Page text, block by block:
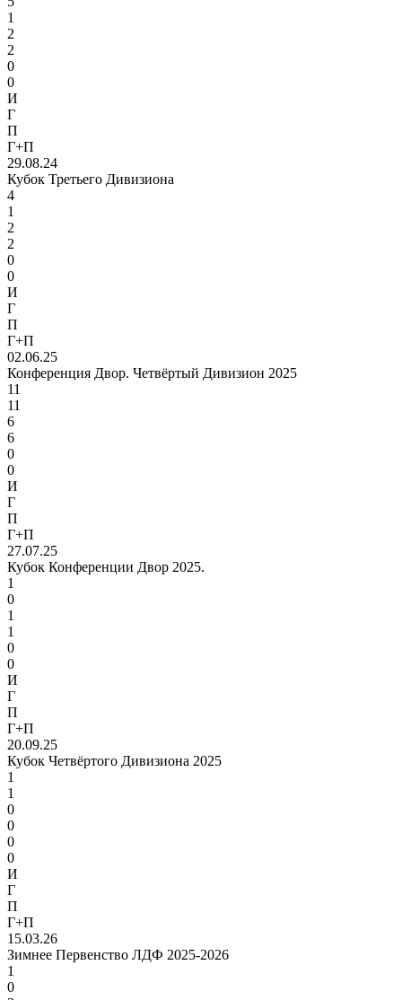
1
2
2
0
0
И
Г
П
Г+П
29.08.24
Кубок Третьего Дивизиона
4
1
2
2
0
0
И
Г
П
Г+П
02.06.25
Конференция Двор. Четвёртый Дивизион 2025
11
11
6
6
0
0
И
Г
П
Г+П
27.07.25
Кубок Конференции Двор 2025.
1
0
1
1
0
0
И
Г
П
Г+П
20.09.25
Кубок Четвёртого Дивизиона 2025
1
1
0
0
0
0
И
Г
П
Г+П
15.03.26
Зимнее Первенство ЛДФ 2025-2026
1
0